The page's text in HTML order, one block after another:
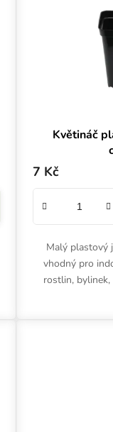
Květináč
7 Kč
Malý plastový
vhodný pro
rostlin,